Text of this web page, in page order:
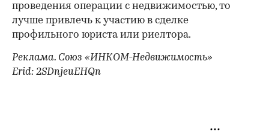
проведения операции с недвижимостью, то
лучше привлечь к участию в сделке
профильного юриста или риелтора.
Реклама. Союз «ИНКОМ-Недвижимость»
Erid: 2SDnjeuEHQn